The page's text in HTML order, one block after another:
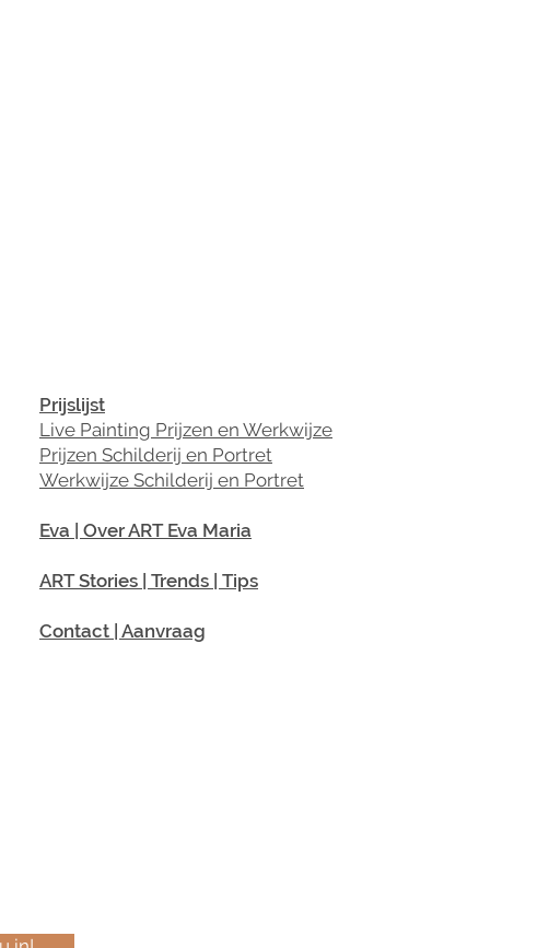
Prijslijst
Live Painting Prijzen en Werkwijze
Prijzen Schilderij en Portret
Werkwijze Schilderij en Portret
Eva | Over ART Eva Maria
ART Stories | Trends | Tips
Contact | Aanvraag